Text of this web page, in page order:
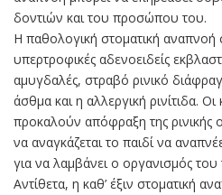
δοντιών και του προσώπου του.
Η παθολογική στοματική αναπνοή
υπερτροφικές αδενοειδείς
αμυγδαλές, στραβό ρινικό
άσθμα και η αλλεργική ρινίτιδα. Οι
προκαλούν απόφραξη της ρινικής
να αναγκάζεται το παιδί να
για να λαμβάνει ο οργανισμός
Αντίθετα, η καθ’ έξιν στοματική